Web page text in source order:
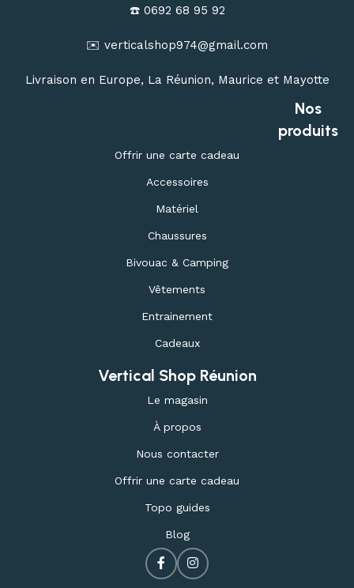
☎️ 0692 68 95 92
✉️ verticalshop974@gmail.com
Livraison en Europe, La Réunion, Maurice et Mayotte
Nos
produits
Offrir une carte cadeau
Accessoires
Matériel
Chaussures
Bivouac & Camping
Vêtements
Entrainement
Cadeaux
Vertical Shop Réunion
Le magasin
À propos
Nous contacter
Offrir une carte cadeau
Topo guides
Blog